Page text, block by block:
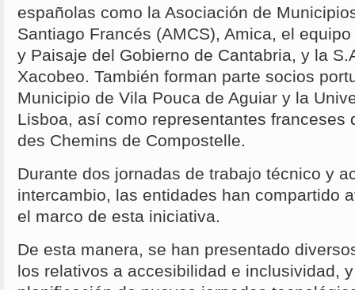
españolas como la Asociación de
Santiago Francés (AMCS), Amica, el
y Paisaje del Gobierno de Cantabria, y la
Xacobeo. También forman parte socios
Municipio de Vila Pouca de Aguiar y la
Lisboa, así como representantes franceses
des Chemins de Compostelle.
Durante dos jornadas de trabajo técnico y
intercambio, las entidades han compartido
el marco de esta iniciativa.
De esta manera, se han presentado
los relativos a accesibilidad e inclusividad,